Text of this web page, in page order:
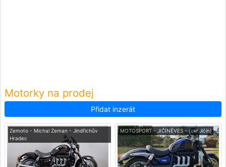
Motorky na prodej
Přidat inzerát
Zemoto - Michal Zeman - Jindřichův
Hradec
MOTOSPORT - JIČÍNĚVES - (okr.Jičín)